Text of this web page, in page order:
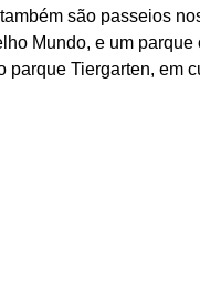
são passeios
Mundo, e um
parque Tiergarten, em